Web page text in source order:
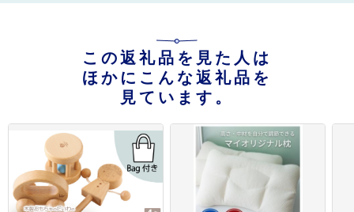
この返礼品を見た人は
ほかにこんな返礼品を
見ています。